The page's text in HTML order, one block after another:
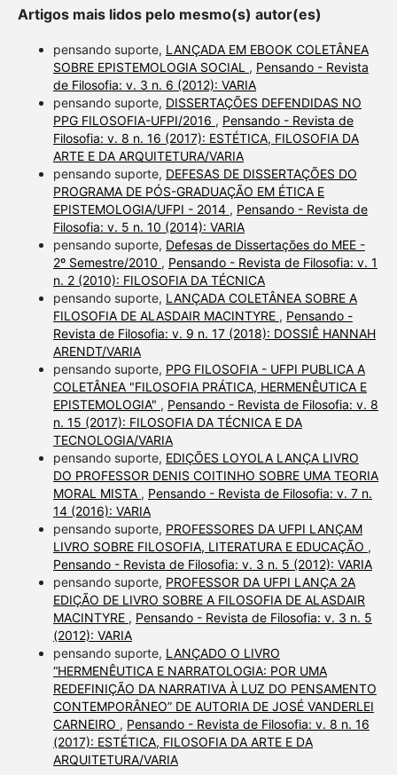
Artigos mais lidos pelo mesmo(s) autor(es)
pensando suporte, LANÇADA EM EBOOK COLETÂNEA
SOBRE EPISTEMOLOGIA SOCIAL , Pensando - Revista
de Filosofia: v. 3 n. 6 (2012): VARIA
pensando suporte, DISSERTAÇÕES DEFENDIDAS NO
PPG FILOSOFIA-UFPI/2016 , Pensando - Revista de
Filosofia: v. 8 n. 16 (2017): ESTÉTICA, FILOSOFIA DA
ARTE E DA ARQUITETURA/VARIA
pensando suporte, DEFESAS DE DISSERTAÇÕES DO
PROGRAMA DE PÓS-GRADUAÇÃO EM ÉTICA E
EPISTEMOLOGIA/UFPI - 2014 , Pensando - Revista de
Filosofia: v. 5 n. 10 (2014): VARIA
pensando suporte, Defesas de Dissertações do MEE -
2º Semestre/2010 , Pensando - Revista de Filosofia: v. 1
n. 2 (2010): FILOSOFIA DA TÉCNICA
pensando suporte, LANÇADA COLETÂNEA SOBRE A
FILOSOFIA DE ALASDAIR MACINTYRE , Pensando -
Revista de Filosofia: v. 9 n. 17 (2018): DOSSIÊ HANNAH
ARENDT/VARIA
pensando suporte, PPG FILOSOFIA - UFPI PUBLICA A
COLETÂNEA "FILOSOFIA PRÁTICA, HERMENÊUTICA E
EPISTEMOLOGIA" , Pensando - Revista de Filosofia: v. 8
n. 15 (2017): FILOSOFIA DA TÉCNICA E DA
TECNOLOGIA/VARIA
pensando suporte, EDIÇÕES LOYOLA LANÇA LIVRO
DO PROFESSOR DENIS COITINHO SOBRE UMA TEORIA
MORAL MISTA , Pensando - Revista de Filosofia: v. 7 n.
14 (2016): VARIA
pensando suporte, PROFESSORES DA UFPI LANÇAM
LIVRO SOBRE FILOSOFIA, LITERATURA E EDUCAÇÃO ,
Pensando - Revista de Filosofia: v. 3 n. 5 (2012): VARIA
pensando suporte, PROFESSOR DA UFPI LANÇA 2A
EDIÇÃO DE LIVRO SOBRE A FILOSOFIA DE ALASDAIR
MACINTYRE , Pensando - Revista de Filosofia: v. 3 n. 5
(2012): VARIA
pensando suporte, LANÇADO O LIVRO
“HERMENÊUTICA E NARRATOLOGIA: POR UMA
REDEFINIÇÃO DA NARRATIVA À LUZ DO PENSAMENTO
CONTEMPORÂNEO” DE AUTORIA DE JOSÉ VANDERLEI
CARNEIRO , Pensando - Revista de Filosofia: v. 8 n. 16
(2017): ESTÉTICA, FILOSOFIA DA ARTE E DA
ARQUITETURA/VARIA